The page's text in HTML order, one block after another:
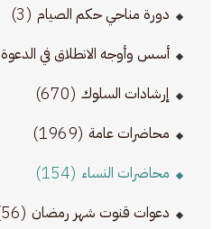
دورة مناحي حكم الصيام (3)
أسس وأوجه الانطلاق في الدعوة
إرشادات السلوك (670)
محاضرات عامة (1969)
محاضرات النساء (154)
دعوات قنوت شهر رمضان (56)